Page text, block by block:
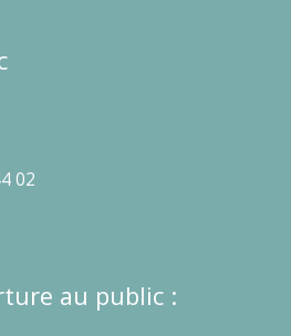
02
au public :